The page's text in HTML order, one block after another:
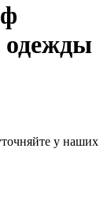
одежды
у наших